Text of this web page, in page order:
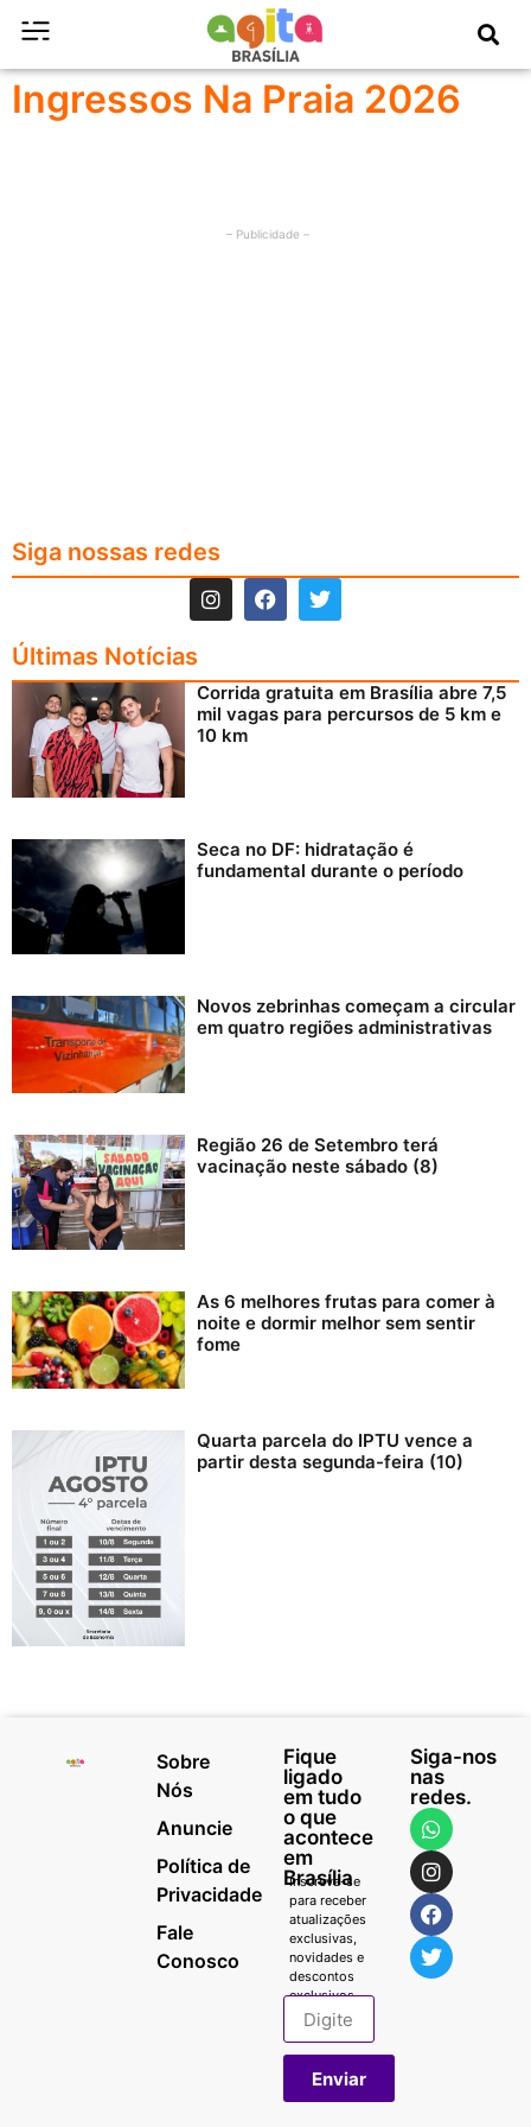
Ingressos Na Praia 2026
– Publicidade –
Siga nossas redes
Últimas Notícias
Corrida gratuita em Brasília abre 7,5
mil vagas para percursos de 5 km e
10 km
Seca no DF: hidratação é
fundamental durante o período
Novos zebrinhas começam a circular
em quatro regiões administrativas
Região 26 de Setembro terá
vacinação neste sábado (8)
As 6 melhores frutas para comer à
noite e dormir melhor sem sentir
fome
Quarta parcela do IPTU vence a
partir desta segunda-feira (10)
Sobre
Nós
Anuncie
Política de
Privacidade
Fale
Conosco
Fique
ligado
em tudo
o que
acontece
em
Brasília
Inscreva-se
para receber
atualizações
exclusivas,
novidades e
descontos
exclusivos.
Enviar
Siga-nos
nas
redes.